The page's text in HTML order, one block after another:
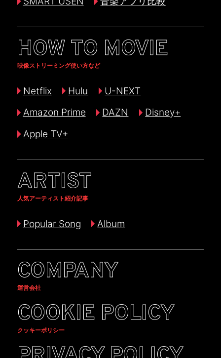
HOW TO MOVIE
映像ストリーミング使い方など
Netflix Hulu
U-NEXT
Amazon Prime
DAZN
Disney+
Apple TV+
ARTIST
人気アーティスト紹介記事
Popular Song Album
COMPANY
運営会社
COOKIE POLICY
クッキーポリシー